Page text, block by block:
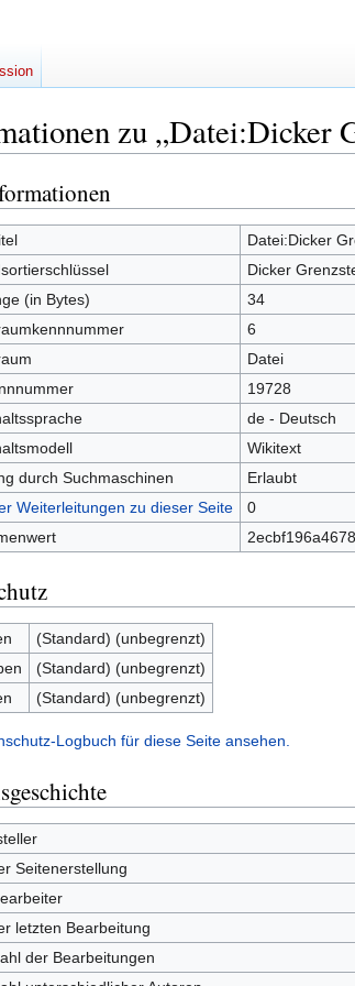
zu „Datei:Dicker
Datei:Dicker
Dicker
(in Bytes)
34
6
Datei
19728
de - Deutsch
Wikitext
durch Suchmaschinen
Erlaubt
Weiterleitungen zu dieser Seite
0
(Standard) (unbegrenzt)
(Standard) (unbegrenzt)
(Standard) (unbegrenzt)
Logbuch für diese Seite ansehen.
Seitenerstellung
letzten Bearbeitung
der Bearbeitungen